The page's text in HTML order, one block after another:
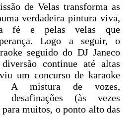
de Velas transforma as
verdadeira pintura viva,
fé e pelas velas que
Logo a seguir, o
seguido do DJ Janeco
continue até altas
um concurso de karaoke
A mistura de vozes,
desafinações (às vezes
muitos, o ponto alto das